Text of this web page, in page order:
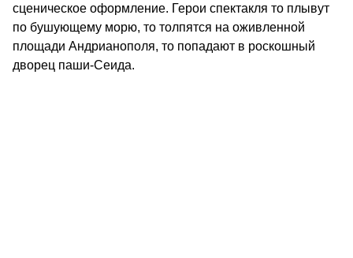
сценическое оформление. Герои спектакля то плывут
по бушующему морю, то толпятся на оживленной
площади Андрианополя, то попадают в роскошный
дворец паши-Сеида.